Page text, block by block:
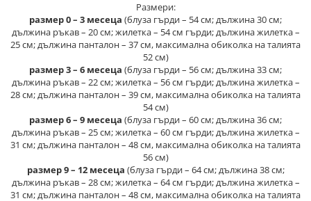
Размери:
размер 0 – 3 месеца (блуза гърди – 54 см; дължина 30 см;
дължина ръкав – 20 см; жилетка – 54 см гърди; дължина жилетка –
25 см; дължина панталон – 37 см, максимална обиколка на талията
52 см)
размер 3 – 6 месеца (блуза гърди – 56 см; дължина 33 см;
дължина ръкав – 22 см; жилетка – 56 см гърди; дължина жилетка –
28 см; дължина панталон – 39 см, максимална обиколка на талията
54 см)
размер 6 – 9 месеца (блуза гърди – 60 см; дължина 36 см;
дължина ръкав – 25 см; жилетка – 60 см гърди; дължина жилетка –
31 см; дължина панталон – 48 см, максимална обиколка на талията
56 см)
размер 9 – 12 месеца (блуза гърди – 64 см; дължина 38 см;
дължина ръкав – 28 см; жилетка – 64 см гърди; дължина жилетка –
31 см; дължина панталон – 48 см, максимална обиколка на талията